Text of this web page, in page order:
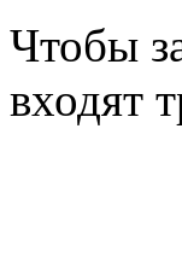
Чтобы
входят